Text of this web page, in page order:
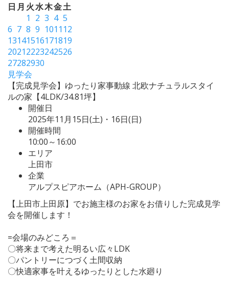
日 月 火水木金土
1 2 3 4 5
6 7 8 9 1011 12
13141516171819
20212223242526
27282930
見学会
【完成見学会】ゆったり家事動線 北欧ナチュラルスタイ
ルの家【4LDK/34.81坪】
開催日
2025年11月15日(土)・16日(日)
開催時間
10:00～16:00
エリア
上田市
企業
アルプスピアホーム（APH-GROUP）
【上田市上田原】でお施主様のお家をお借りした完成見学
会を開催します！
=会場のみどころ＝
〇将来まで考えた明るい広々LDK
〇パントリーにつづく土間収納
〇快適家事を叶えるゆったりとした水廻り